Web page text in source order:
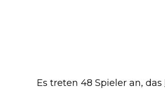
Es treten 48 Spieler an, das